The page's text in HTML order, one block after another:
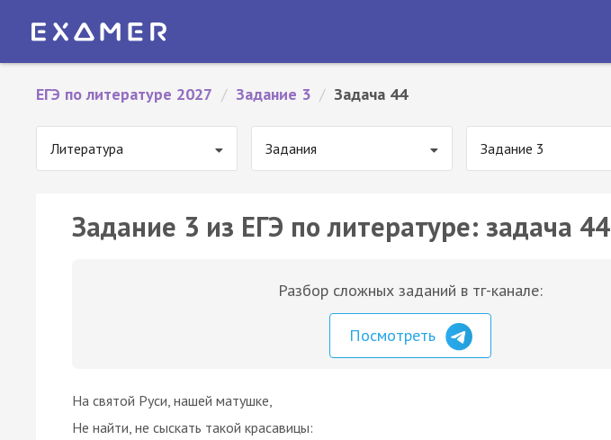
ЕГЭ по литературе 2027 / Задание 3 / Задача 44
Литература Задания Задание 3
Задание 3 из ЕГЭ по литературе: задача 44
Разбор сложных заданий в тг-канале:
Посмотреть
На святой Руси, нашей матушке,
Не найти, не сыскать такой красавицы: